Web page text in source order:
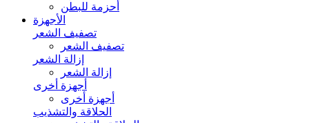
أحزمة للبطن
الأجهزة
تصفيف الشعر
تصفيف الشعر
إزالة الشعر
إزالة الشعر
أجهزة أخرى
أجهزة أخرى
الحلاقة والتشذيب